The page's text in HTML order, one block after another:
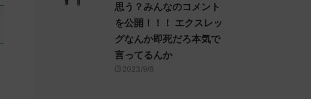
思う？みんなのコメント
を公開！！！ エクスレッ
グなんか即死だろ本気で
言ってるんか
2023/9/8